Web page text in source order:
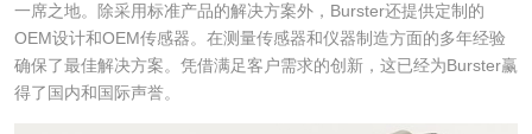
一席之地。除采用标准产品的解决方案外，Burster还提供定制的
OEM设计和OEM传感器。在测量传感器和仪器制造方面的多年经验
确保了最佳解决方案。凭借满足客户需求的创新，这已经为Burster赢
得了国内和国际声誉。